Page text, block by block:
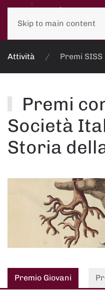
Skip to main content
Attività Premi SISS
Premi
Società
Storia
Premio Giovani